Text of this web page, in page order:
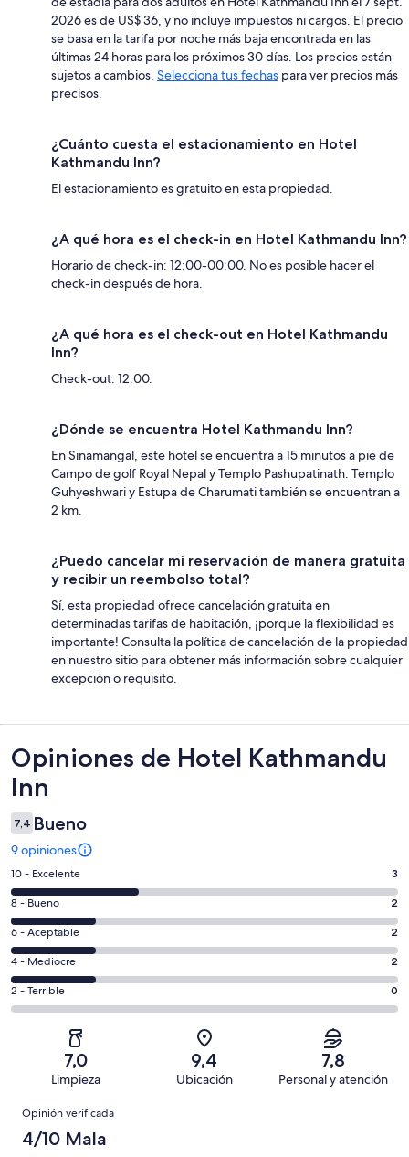
2026 es de US$ 36, y no incluye impuestos ni cargos. El precio
se basa en la tarifa por noche más baja encontrada en las
últimas 24 horas para los próximos 30 días. Los precios están
sujetos a cambios. Selecciona tus fechas para ver precios más
precisos.
¿Cuánto cuesta el estacionamiento en Hotel
Kathmandu Inn?
El estacionamiento es gratuito en esta propiedad.
¿A qué hora es el check-in en Hotel Kathmandu Inn?
Horario de check-in: 12:00-00:00. No es posible hacer el
check-in después de hora.
¿A qué hora es el check-out en Hotel Kathmandu
Inn?
Check-out: 12:00.
¿Dónde se encuentra Hotel Kathmandu Inn?
En Sinamangal, este hotel se encuentra a 15 minutos a pie de
Campo de golf Royal Nepal y Templo Pashupatinath. Templo
Guhyeshwari y Estupa de Charumati también se encuentran a
2 km.
¿Puedo cancelar mi reservación de manera gratuita
y recibir un reembolso total?
Sí, esta propiedad ofrece cancelación gratuita en
determinadas tarifas de habitación, ¡porque la flexibilidad es
importante! Consulta la política de cancelación de la propiedad
en nuestro sitio para obtener más información sobre cualquier
excepción o requisito.
Opiniones
Opiniones de Hotel Kathmandu
Inn
7,4 Bueno
9 opiniones
Evaluación:
10
-
Excelente.
3
de
9
opiniones
10 - Excelente 3
Evaluación:
8
-
Bueno.
2
de
opiniones
8 - Bueno 2
Evaluación:
6
-
Aceptable.
2
opiniones
6 - Aceptable 2
Evaluación:
4
-
4 - Mediocre 2
Evaluación:
2
opiniones
2 - Terrible 0
7,0
Limpieza
9,4
Ubicación
7,8
Personal y atención
Opiniones
Opinión verificada
4/10 Mala